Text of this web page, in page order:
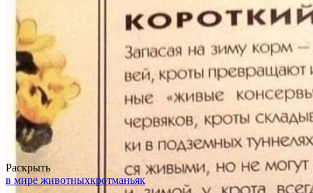
Раскрыть
в мире животныхкротманьяк